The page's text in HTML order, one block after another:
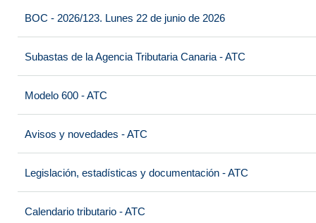
BOC - 2026/123. Lunes 22 de junio de 2026
Subastas de la Agencia Tributaria Canaria - ATC
Modelo 600 - ATC
Avisos y novedades - ATC
Legislación, estadísticas y documentación - ATC
Calendario tributario - ATC